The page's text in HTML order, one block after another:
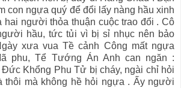
con ngựa quý để đổi lấy nàng hầu xinh
hai người thỏa thuận cuộc trao đổi . Cô
hầu, tức tủi vì bị sỉ nhục nên bảo
xưa vua Tề cảnh Công mất ngựa
phu, Tể Tướng Án Anh can ngăn :
Đức Khổng Phu Tử bị cháy, ngài chỉ hỏi
thôi mà không hề hỏi ngựa . Ấy người